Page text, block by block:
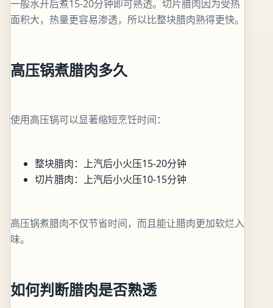
一般水开后煮15-20分钟即可熟透。切片腊肉因为受热
面积大，热量更容易渗透，所以比整块腊肉熟得更快。
高压锅煮腊肉多久
使用高压锅可以显著缩短烹饪时间：
整块腊肉：上汽后小火压15-20分钟
切片腊肉：上汽后小火压10-15分钟
高压锅煮腊肉不仅节省时间，而且能让腊肉更加软烂入
味。
如何判断腊肉是否熟透